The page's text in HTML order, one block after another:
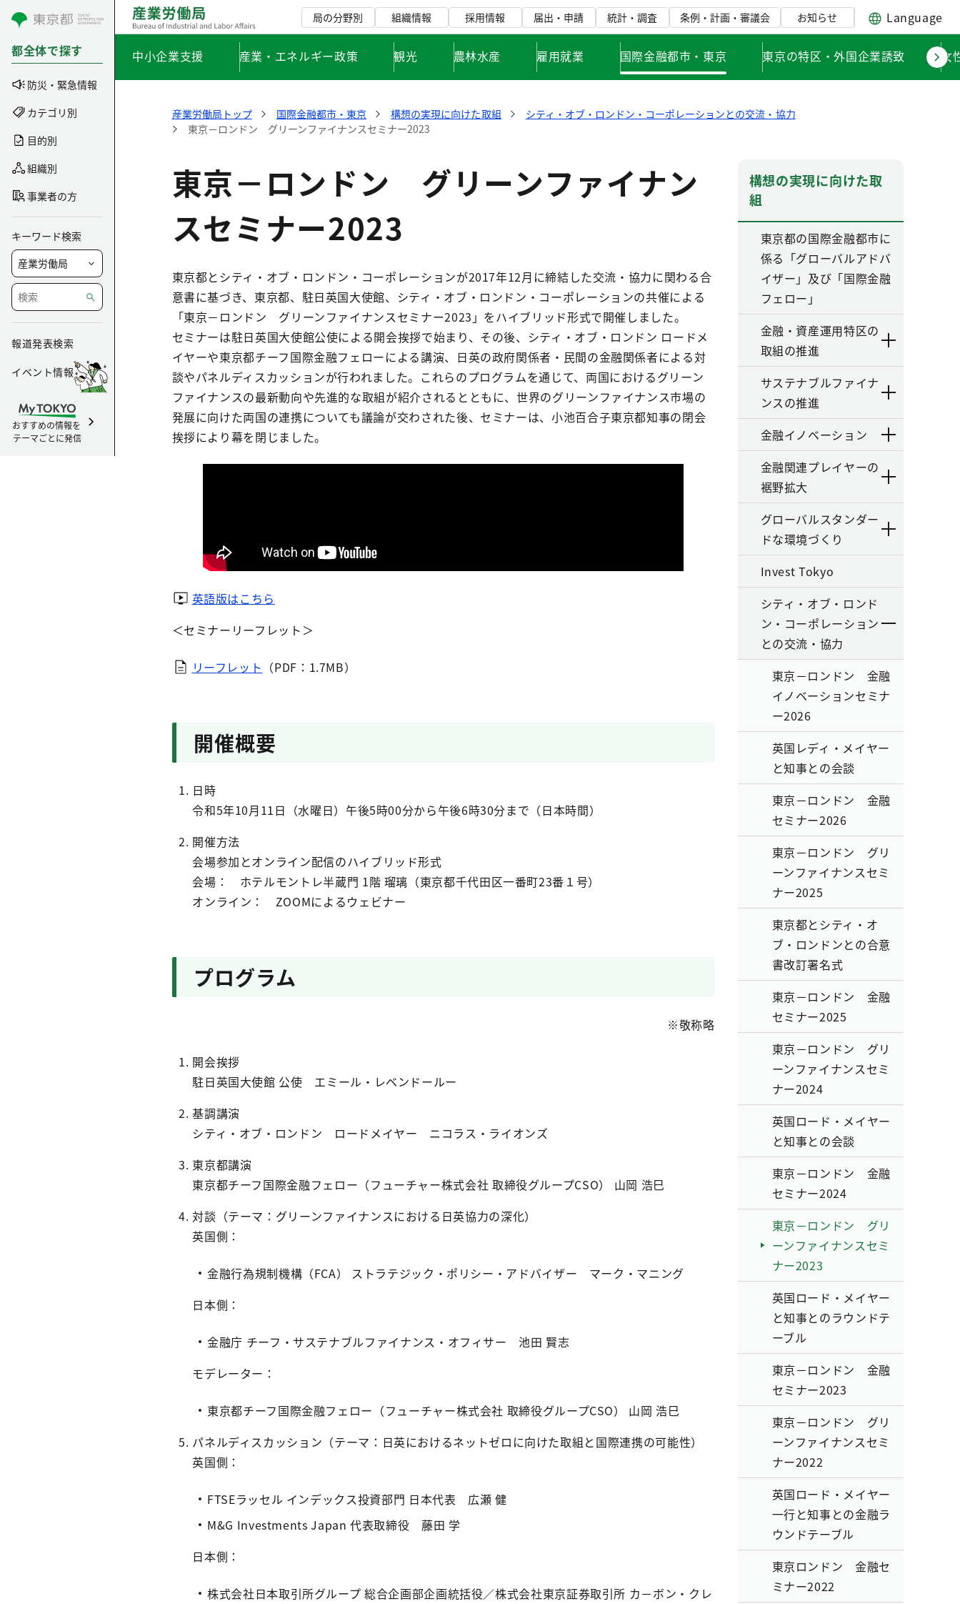
コンテンツにスキップ
都全体で探す
防災・緊急情報
カテゴリ別
目的別
組織別
事業者の方
キーワード検索
報道発表検索
イベント情報
おすすめの情報を
テーマごとに発信
局の分野別 組織情報 採用情報 届出・申請 統計・調査 条例・計画・審議会 お知らせ Language
中小企業支援 産業・エネルギー政策 観光 農林水産 雇用就業 国際金融都市・東京 東京の特区・外国企業誘致 女
産業労働局トップ 国際金融都市・東京 構想の実現に向けた取組
シティ・オブ・ロンドン・コーポレーションとの交流・協力
東京－ロンドン グリーンファイナンスセミナー2023
東京－ロンドン グリーンファイナン
スセミナー2023
東京都とシティ・オブ・ロンドン・コーポレーションが2017年12月に締結した交流・協力に関わる合
意書に基づき、東京都、駐日英国大使館、シティ・オブ・ロンドン・コーポレーションの共催による
「東京－ロンドン グリーンファイナンスセミナー2023」をハイブリッド形式で開催しました。
セミナーは駐日英国大使館公使による開会挨拶で始まり、その後、シティ・オブ・ロンドン ロードメ
イヤーや東京都チーフ国際金融フェローによる講演、日英の政府関係者・民間の金融関係者による対
談やパネルディスカッションが行われました。これらのプログラムを通じて、両国におけるグリーン
ファイナンスの最新動向や先進的な取組が紹介されるとともに、世界のグリーンファイナンス市場の
発展に向けた両国の連携についても議論が交わされた後、セミナーは、小池百合子東京都知事の閉会
挨拶により幕を閉じました。
英語版はこちら
＜セミナーリーフレット＞
リーフレット （PDF：1.7MB）
開催概要
日時
令和5年10月11日（水曜日）午後5時00分から午後6時30分まで（日本時間）
開催方法
会場参加とオンライン配信のハイブリッド形式
会場： ホテルモントレ半蔵門 1階 瑠璃（東京都千代田区一番町23番１号）
オンライン： ZOOMによるウェビナー
プログラム
※敬称略
開会挨拶
駐日英国大使館 公使 エミール・レベンドールー
基調講演
シティ・オブ・ロンドン ロードメイヤー ニコラス・ライオンズ
東京都講演
東京都チーフ国際金融フェロー（フューチャー株式会社 取締役グループCSO） 山岡 浩巳
対談（テーマ：グリーンファイナンスにおける日英協力の深化）
英国側：
金融行為規制機構（FCA） ストラテジック・ポリシー・アドバイザー マーク・マニング
日本側：
金融庁 チーフ・サステナブルファイナンス・オフィサー 池田 賢志
モデレーター：
東京都チーフ国際金融フェロー（フューチャー株式会社 取締役グループCSO） 山岡 浩巳
パネルディスカッション（テーマ：日英におけるネットゼロに向けた取組と国際連携の可能性）
英国側：
FTSEラッセル インデックス投資部門 日本代表 広瀬 健
M&G Investments Japan 代表取締役 藤田 学
日本側：
株式会社日本取引所グループ 総合企画部企画統括役／株式会社東京証券取引所 カ－ボン・クレ
構想の実現に向けた取
組
東京都の国際金融都市に
係る「グローバルアドバ
イザー」及び「国際金融
フェロー」
金融・資産運用特区の
取組の推進
サステナブルファイナ
ンスの推進
金融イノベーション
金融関連プレイヤーの
裾野拡大
グローバルスタンダー
ドな環境づくり
Invest Tokyo
シティ・オブ・ロンド
ン・コーポレーション
との交流・協力
東京－ロンドン 金融
イノベーションセミナ
ー2026
英国レディ・メイヤー
と知事との会談
東京－ロンドン 金融
セミナー2026
東京－ロンドン グリ
ーンファイナンスセミ
ナー2025
東京都とシティ・オ
ブ・ロンドンとの合意
書改訂署名式
東京－ロンドン 金融
セミナー2025
東京－ロンドン グリ
ーンファイナンスセミ
ナー2024
英国ロード・メイヤー
と知事との会談
東京－ロンドン 金融
セミナー2024
東京－ロンドン グリ
ーンファイナンスセミ
ナー2023
英国ロード・メイヤー
と知事とのラウンドテ
ーブル
東京－ロンドン 金融
セミナー2023
東京－ロンドン グリ
ーンファイナンスセミ
ナー2022
英国ロード・メイヤー
一行と知事との金融ラ
ウンドテーブル
東京ロンドン 金融セ
ミナー2022